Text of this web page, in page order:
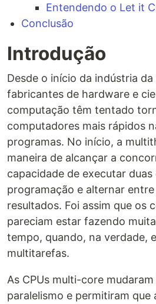
Entendendo o Let it
Conclusão
Introdução
Desde o início da indústria
fabricantes de hardware e
computação têm tentado
computadores mais rápidos
programas. No início, a
maneira de alcançar a
capacidade de executar
programação e alternar
resultados. Foi assim que os
pareciam estar fazendo
tempo, quando, na verdade,
multitarefas.
As CPUs multi-core
paralelismo e permitiram que